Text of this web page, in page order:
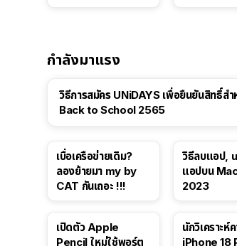
กำลังมาแรง
วิธีการสมัคร UNiDAYS เพื่อยืนยันสิทธิ์สำ
Back to School 2565
เบื่อเครือข่ายเดิม?
ลองย้ายมา my by
CAT กันเถอะ !!!
วิธีลบแอป,
แอปบน
2023
เปิดตัว Apple
Pencil ใหม่ใช้พอร์ต
นักวิเคราะห์
iPhone 18